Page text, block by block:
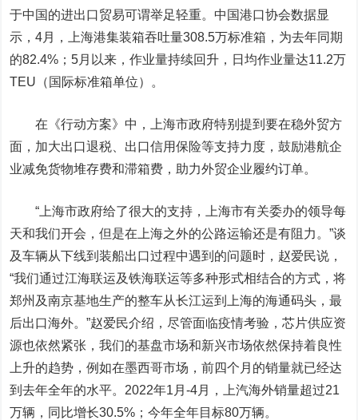
于中国的进出口贸易可谓举足轻重。中国港口协会数据显
示，4月，上海港集装箱吞吐量308.5万标准箱，为去年同期
的82.4%；5月以来，作业量持续回升，日均作业量达11.2万
TEU（国际标准箱单位）。
在《行动方案》中，上海市政府特别提到要在稳外贸方
面，加大出口退税、出口信用保险等支持力度，鼓励港航企
业减免货物堆存费和滞箱费，助力外贸企业履约订单。
“上海市政府给了很大的支持，上海市有关委办的领导每
天和我们开会，但是在上海之外的公路运输还是有阻力。”谈
及车辆从下线到装船出口过程中遇到的问题时，赵爱民说，
“我们通过江海联运及铁海联运等多种形式相结合的方式，将
郑州及南京基地生产的整车从长江运到上海的海通码头，最
后出口海外。”赵爱民介绍，尽管面临疫情考验，芯片供应资
源也依然紧张，我们的基盘市场和新兴市场依然保持着良性
上升的趋势，例如在墨西哥市场，前四个月的销量就已经达
到去年全年的水平。2022年1月-4月，上汽海外销量超过21
万辆，同比增长30.5%；今年全年目标80万辆。